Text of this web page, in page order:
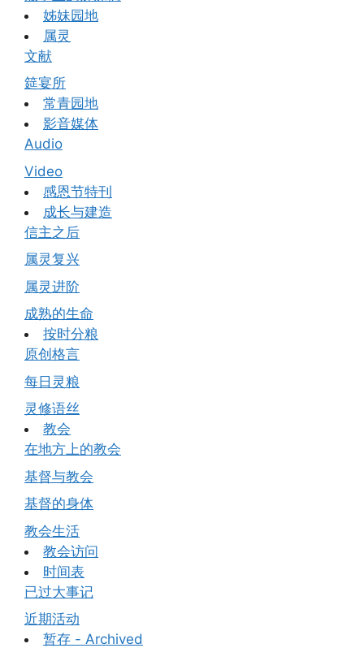
姊妹园地
属灵
文献
筵宴所
常青园地
影音媒体
Audio
Video
感恩节特刊
成长与建造
信主之后
属灵复兴
属灵进阶
成熟的生命
按时分粮
原创格言
每日灵粮
灵修语丝
教会
在地方上的教会
基督与教会
基督的身体
教会生活
教会访问
时间表
已过大事记
近期活动
暂存 - Archived